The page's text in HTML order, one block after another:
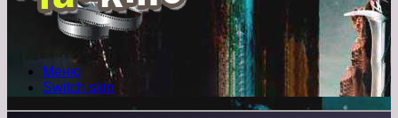
Меню
Switch skin